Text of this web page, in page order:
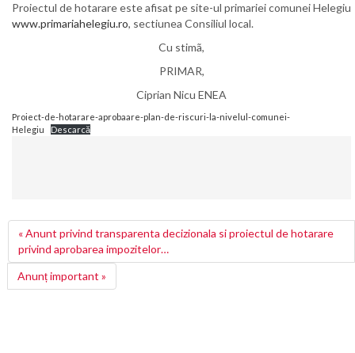
Proiectul de hotarare este afisat pe site-ul primariei comunei Helegiu
www.primariahelegiu.ro, sectiunea Consiliul local.
Cu stimã,
PRIMAR,
Ciprian Nicu ENEA
Proiect-de-hotarare-aprobaare-plan-de-riscuri-la-nivelul-comunei-
Helegiu
Descarcă
« Anunt privind transparenta decizionala si proiectul de hotarare
privind aprobarea impozitelor…
Anunț important »